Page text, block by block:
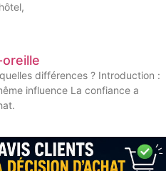
différences ? Introduction :
influence La confiance a